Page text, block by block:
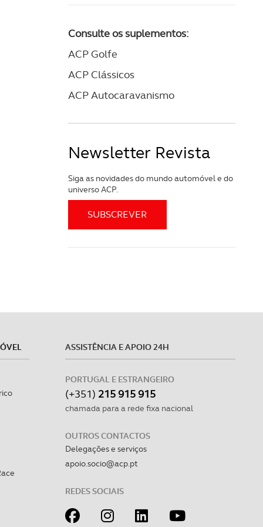
Consulte os suplementos:
ACP Golfe
ACP Clássicos
ACP Autocaravanismo
Newsletter Revista
Siga as novidades do mundo automóvel e do
universo ACP.
ASSISTÊNCIA E APOIO 24H
PORTUGAL E ESTRANGEIRO
(+351) 215 915 915
chamada para a rede fixa nacional
OUTROS CONTACTOS
Delegações e serviços
apoio.socio@acp.pt
REDES SOCIAIS